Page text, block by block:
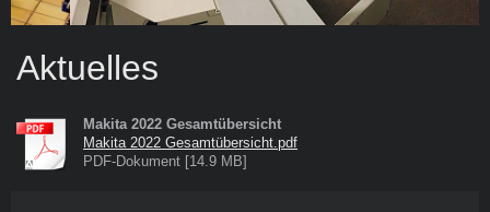
Aktuelles
Makita 2022 Gesamtübersicht
Makita 2022 Gesamtübersicht.pdf
PDF-Dokument [14.9 MB]